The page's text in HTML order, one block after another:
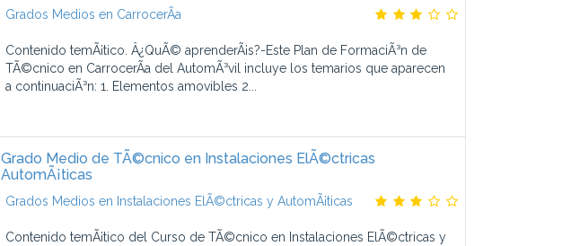
Grados Medios en CarrocerÃ­a
Contenido temÃ¡tico. Â¿QuÃ© aprenderÃ¡s?-Este Plan de FormaciÃ³n de
TÃ©cnico en CarrocerÃ­a del AutomÃ³vil incluye los temarios que aparecen
a continuaciÃ³n: 1. Elementos amovibles 2...
Grado Medio de TÃ©cnico en Instalaciones ElÃ©ctricas
AutomÃ¡ticas
Grados Medios en Instalaciones ElÃ©ctricas y AutomÃ¡ticas
Contenido temÃ¡tico del Curso de TÃ©cnico en Instalaciones ElÃ©ctricas y